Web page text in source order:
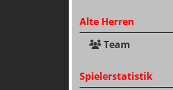
Alte Herren
Team
Spielerstatistik